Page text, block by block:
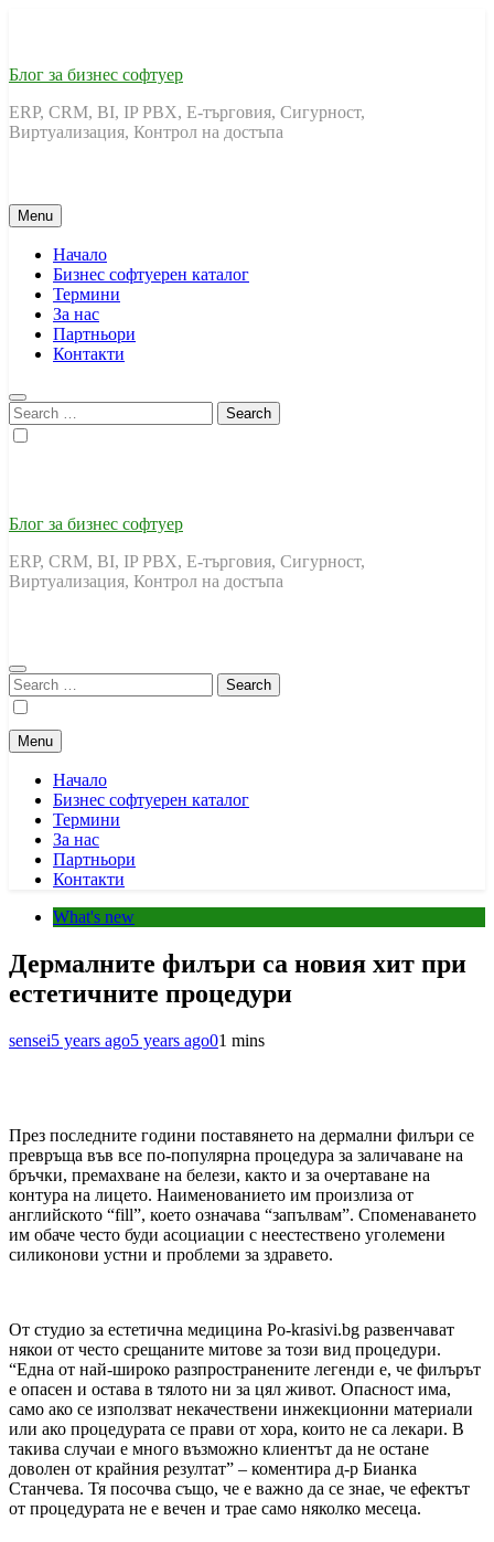
Блог за бизнес софтуер
ERP, CRM, BI, IP PBX, Е-търговия, Сигурност,
Виртуализация, Контрол на достъпа
Menu
Начало
Бизнес софтуерен каталог
Термини
За нас
Партньори
Контакти
Search
for:
Блог за бизнес софтуер
ERP, CRM, BI, IP PBX, Е-търговия, Сигурност,
Виртуализация, Контрол на достъпа
Search
for:
Menu
Начало
Бизнес софтуерен каталог
Термини
За нас
Партньори
Контакти
What's new
Дермалните филъри са новия хит при
естетичните процедури
sensei5 years ago5 years ago01 mins
През последните години поставянето на дермални филъри се
превръща във все по-популярна процедура за заличаване на
бръчки, премахване на белези, както и за очертаване на
контура на лицето. Наименованието им произлиза от
английското “fill”, което означава “запълвам”. Споменаването
им обаче често буди асоциации с неестествено уголемени
силиконови устни и проблеми за здравето.
От студио за естетична медицина Po-krasivi.bg развенчават
някои от често срещаните митове за този вид процедури.
“Една от най-широко разпространените легенди е, че филърът
е опасен и остава в тялото ни за цял живот. Опасност има,
само ако се използват некачествени инжекционни материали
или ако процедурата се прави от хора, които не са лекари. В
такива случаи е много възможно клиентът да не остане
доволен от крайния резултат” – коментира д-р Бианка
Станчева. Тя посочва също, че е важно да се знае, че ефектът
от процедурата не е вечен и трае само няколко месеца.